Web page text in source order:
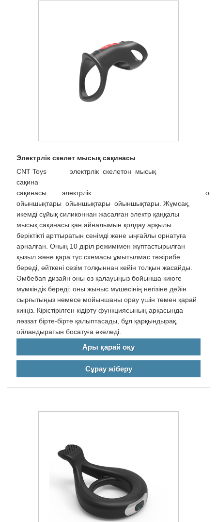
Электрлік скелет мысық сақинасы
CNT Toys электрлік скелетон мысық
сақинасы электрлік
ойыншықтары ойыншықтары ойыншықтары. Жұмсақ,
икемді сұйық силиконнан жасалған электр қаңқалы
мысық сақинасы қан айналымын қолдау арқылы
беріктікті арттыратын сенімді және ыңғайлы орнатуға
арналған. Оның 10 діріл режимімен жұптастырылған
қызыл және қара түс схемасы ұмытылмас тәжірибе
береді, өйткені сезім толқыннан кейін толқын жасайды.
Әмбебап дизайн оны өз қалауыңыз бойынша киюге
мүмкіндік береді: оны жыныс мүшесінің негізіне дейін
сырғытыңыз немесе мойыншаны орау үшін төмен қарай
киіңіз. Кірістірілген кідірту функциясының арқасында
ләззат бірте-бірте қалыптасады, бұл қарқындырақ,
ойландыратын босатуға әкеледі.
Ары қарай оқу
Сұрау жіберу